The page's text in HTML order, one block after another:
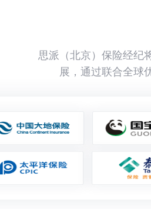
思派（北京）保险经纪
展，通过联合全球